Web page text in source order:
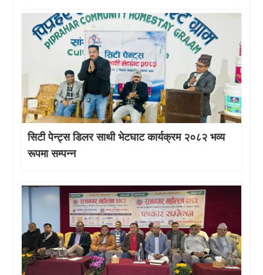
सिटी पेन्ट्स डिलर साथी भेटघाट कार्यक्रम २०८२ भव्य
रूपमा सम्पन्न